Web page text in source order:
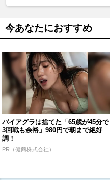
今あなたにおすすめ
バイアグラは捨てた「65歳が45分で
3回戦も余裕」980円で朝まで絶好
調！
PR（健商株式会社）